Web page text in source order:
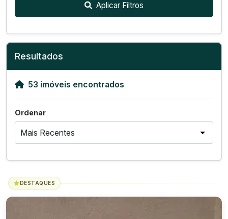
Aplicar Filtros
Resultados
53 imóveis encontrados
Ordenar
DESTAQUES